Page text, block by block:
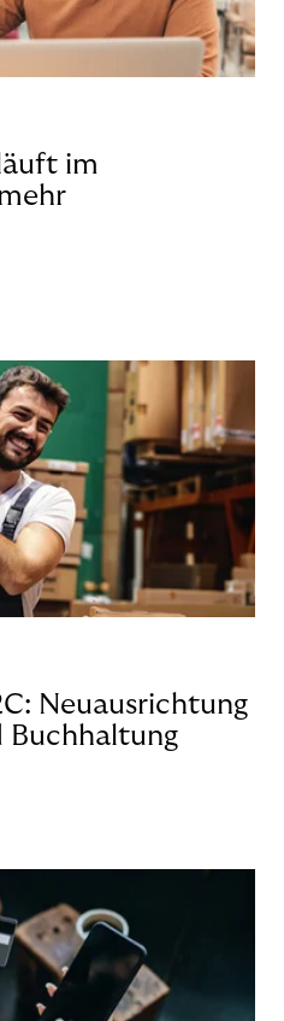
im
Neuausrichtung
Buchhaltung